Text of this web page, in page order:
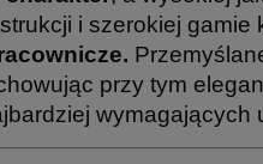
i szerokiej gamie
przy tym
wymagających